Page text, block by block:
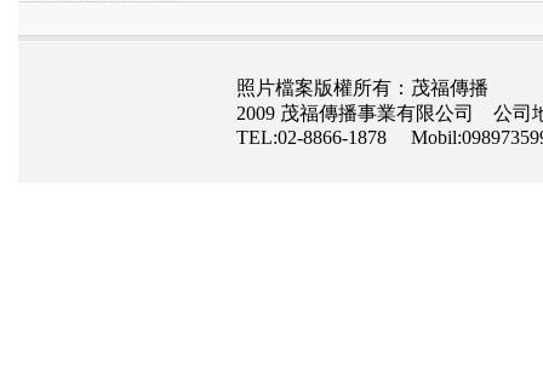
照片檔案版權所有：茂福傳播
2009 茂福傳播事業有限公司 公司
TEL:02-8866-1878